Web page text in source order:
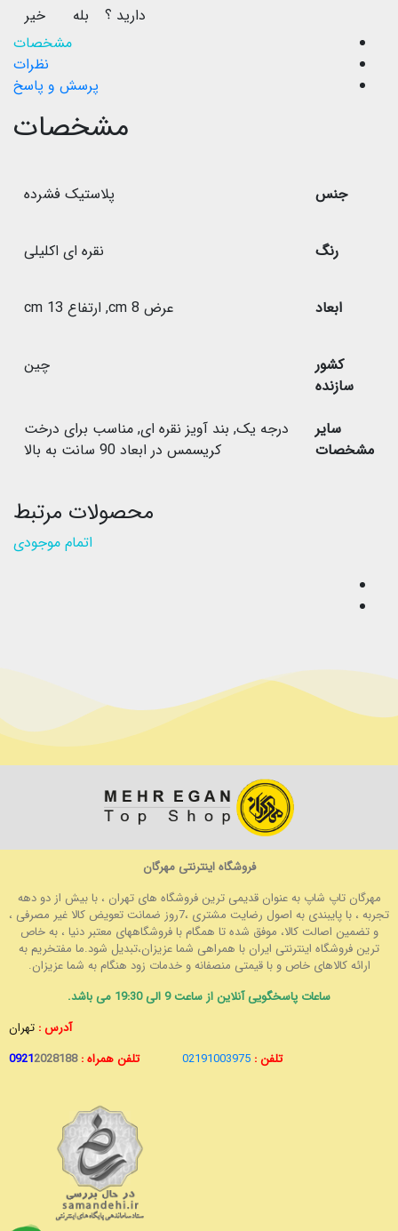
دارید ؟
بله
خیر
مشخصات
نظرات
پرسش و پاسخ
مشخصات
جنس پلاستیک فشرده
رنگ نقره ای اکلیلی
ابعاد عرض 8 cm , ارتفاع 13 cm
کشور
سازنده
چین
سایر
مشخصات
درجه یک, بند آویز نقره ای, مناسب برای درخت
کریسمس در ابعاد 90 سانت به بالا
محصولات مرتبط
اتمام موجودی
فروشگاه اینترنتی مهرگان
مهرگان تاپ شاپ به عنوان قدیمی ترین فروشگاه های تهران ، با بیش از دو دهه
تجربه ، با پایبندی به اصول رضایت مشتری ،7روز ضمانت تعویض کالا غیر مصرفی ،
و تضمین اصالت کالا، موفق شده تا همگام با فروشگاههای معتبر دنیا ، به خاص
ترین فروشگاه اینترنتی ایران با همراهی شما عزیزان،تبدیل شود.ما مفتخریم به
ارائه کالاهای خاص و با قیمتی منصفانه و خدمات زود هنگام به شما عزیزان.
ساعات پاسخگویی آنلاین از ساعت 9 الی 19:30 می باشد.
آدرس : تهران
تلفن : 02191003975 تلفن همراه : 09212028188